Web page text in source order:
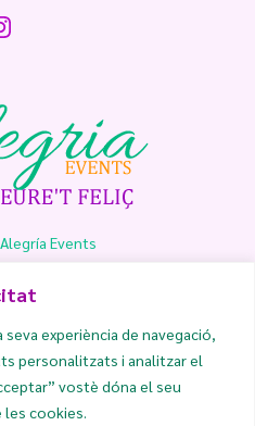
experiència de navegació,
personalitzats i analitzar el
vostè dóna el seu
cookies.
Events